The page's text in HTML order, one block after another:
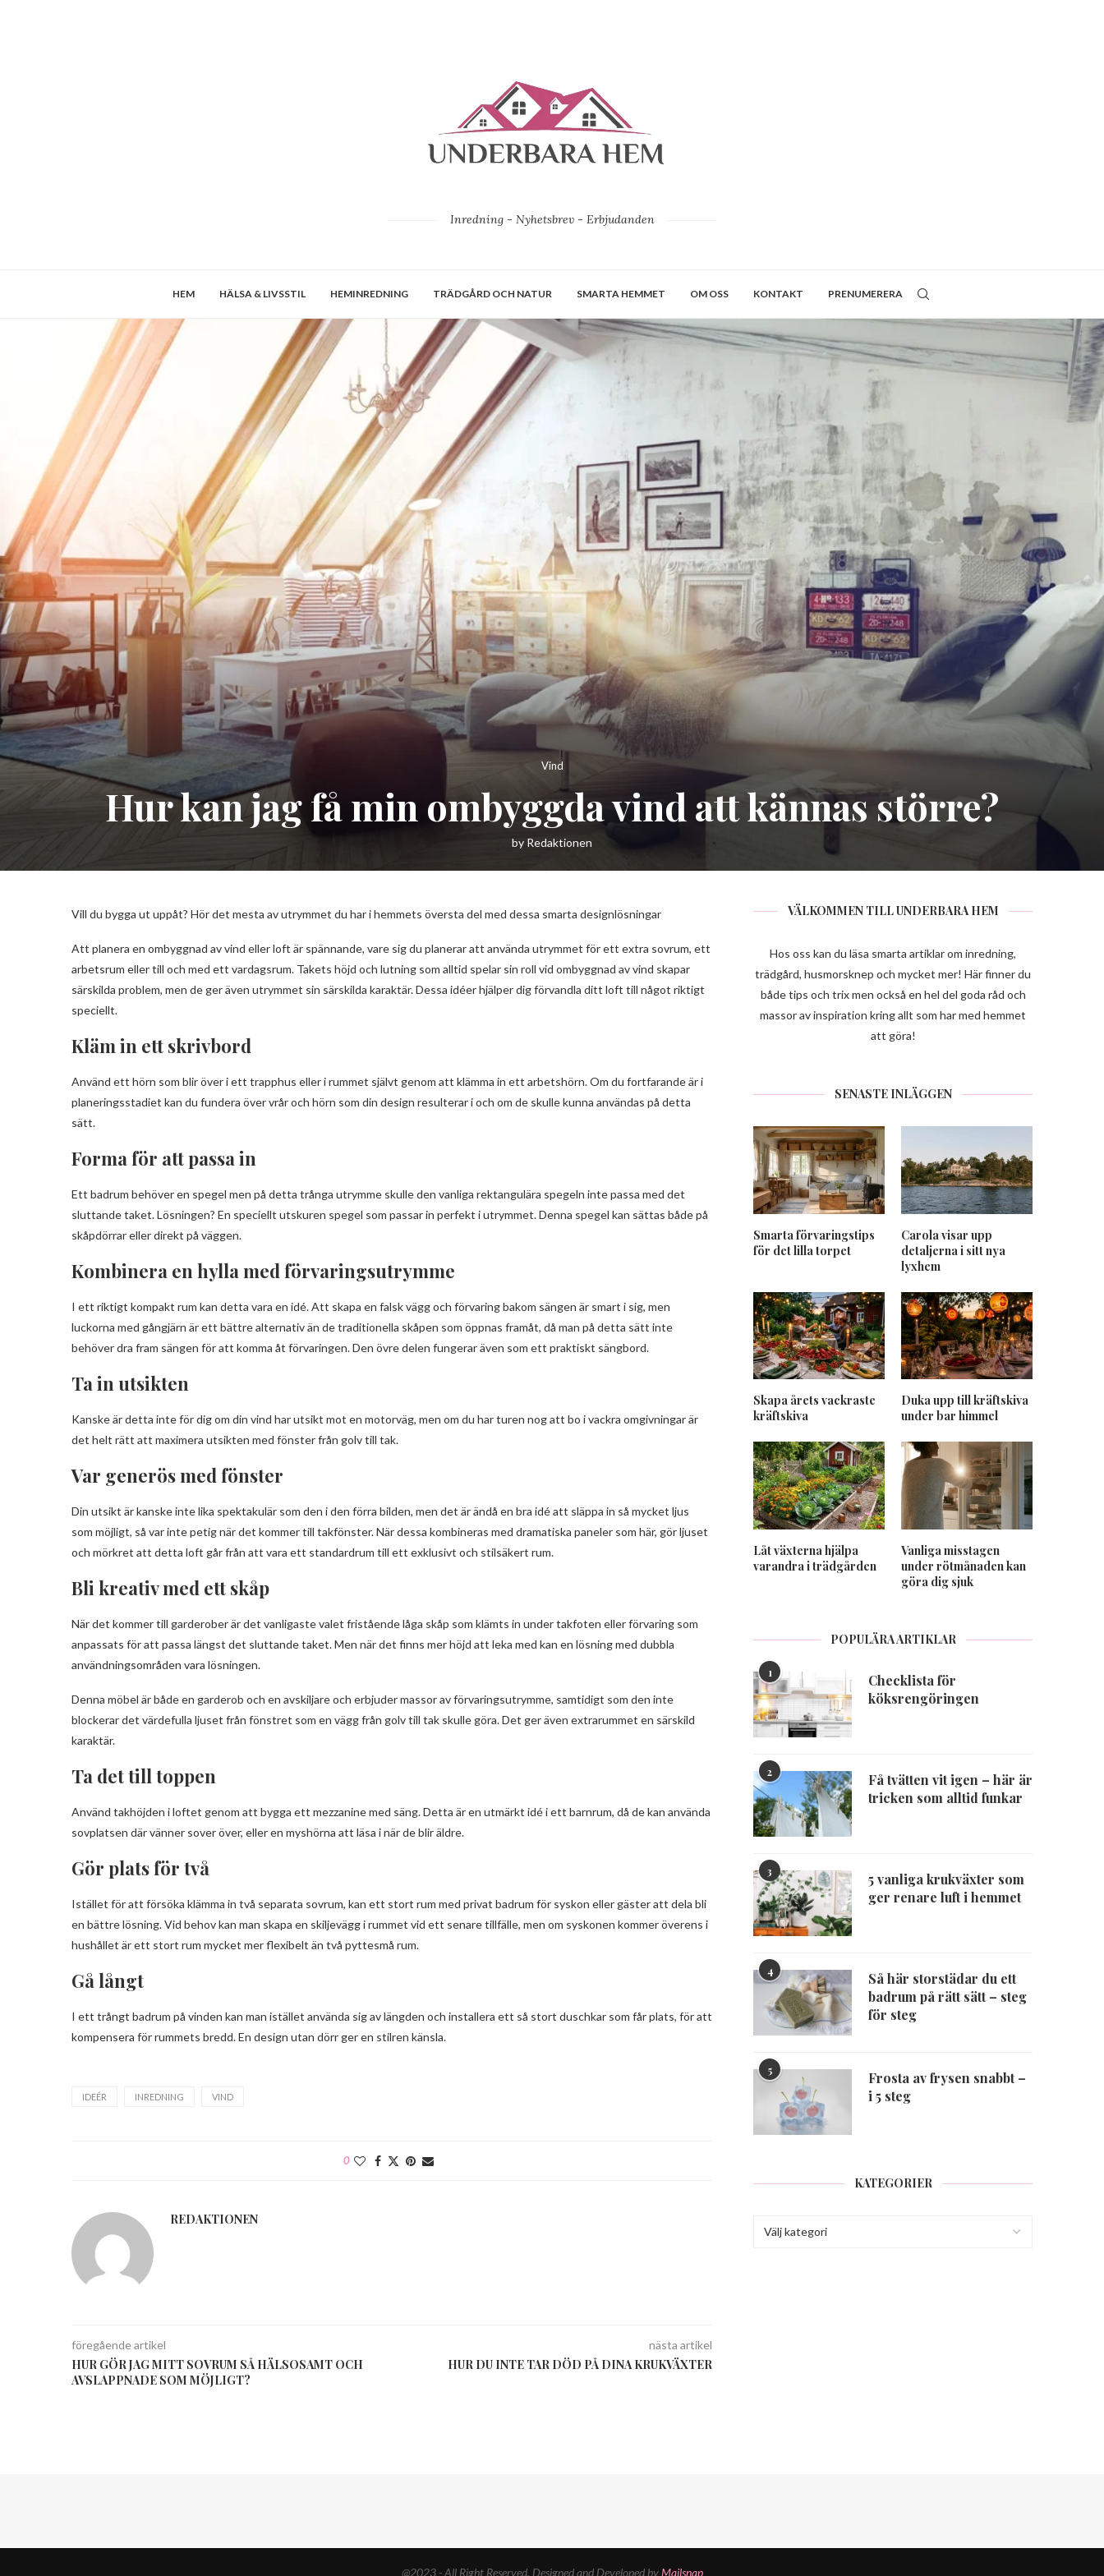
Inredning - Nyhetsbrev - Erbjudanden
HEM HÄLSA & LIVSSTIL HEMINREDNING TRÄDGÅRD OCH NATUR SMARTA HEMMET OM OSS KONTAKT PRENUMERERA
Vind
Hur kan jag få min ombyggda vind att kännas större?
by Redaktionen
Vill du bygga ut uppåt? Hör det mesta av utrymmet du har i hemmets översta del med dessa smarta designlösningar
Att planera en ombyggnad av vind eller loft är spännande, vare sig du planerar att använda utrymmet för ett extra sovrum, ett
arbetsrum eller till och med ett vardagsrum. Takets höjd och lutning som alltid spelar sin roll vid ombyggnad av vind skapar
särskilda problem, men de ger även utrymmet sin särskilda karaktär. Dessa idéer hjälper dig förvandla ditt loft till något riktigt
speciellt.
Kläm in ett skrivbord
Använd ett hörn som blir över i ett trapphus eller i rummet självt genom att klämma in ett arbetshörn. Om du fortfarande är i
planeringsstadiet kan du fundera över vrår och hörn som din design resulterar i och om de skulle kunna användas på detta
sätt.
Forma för att passa in
Ett badrum behöver en spegel men på detta trånga utrymme skulle den vanliga rektangulära spegeln inte passa med det
sluttande taket. Lösningen? En speciellt utskuren spegel som passar in perfekt i utrymmet. Denna spegel kan sättas både på
skåpdörrar eller direkt på väggen.
Kombinera en hylla med förvaringsutrymme
I ett riktigt kompakt rum kan detta vara en idé. Att skapa en falsk vägg och förvaring bakom sängen är smart i sig, men
luckorna med gångjärn är ett bättre alternativ än de traditionella skåpen som öppnas framåt, då man på detta sätt inte
behöver dra fram sängen för att komma åt förvaringen. Den övre delen fungerar även som ett praktiskt sängbord.
Ta in utsikten
Kanske är detta inte för dig om din vind har utsikt mot en motorväg, men om du har turen nog att bo i vackra omgivningar är
det helt rätt att maximera utsikten med fönster från golv till tak.
Var generös med fönster
Din utsikt är kanske inte lika spektakulär som den i den förra bilden, men det är ändå en bra idé att släppa in så mycket ljus
som möjligt, så var inte petig när det kommer till takfönster. När dessa kombineras med dramatiska paneler som här, gör ljuset
och mörkret att detta loft går från att vara ett standardrum till ett exklusivt och stilsäkert rum.
Bli kreativ med ett skåp
När det kommer till garderober är det vanligaste valet fristående låga skåp som klämts in under takfoten eller förvaring som
anpassats för att passa längst det sluttande taket. Men när det finns mer höjd att leka med kan en lösning med dubbla
användningsområden vara lösningen.
Denna möbel är både en garderob och en avskiljare och erbjuder massor av förvaringsutrymme, samtidigt som den inte
blockerar det värdefulla ljuset från fönstret som en vägg från golv till tak skulle göra. Det ger även extrarummet en särskild
karaktär.
Ta det till toppen
Använd takhöjden i loftet genom att bygga ett mezzanine med säng. Detta är en utmärkt idé i ett barnrum, då de kan använda
sovplatsen där vänner sover över, eller en myshörna att läsa i när de blir äldre.
Gör plats för två
Istället för att försöka klämma in två separata sovrum, kan ett stort rum med privat badrum för syskon eller gäster att dela bli
en bättre lösning. Vid behov kan man skapa en skiljevägg i rummet vid ett senare tillfälle, men om syskonen kommer överens i
hushållet är ett stort rum mycket mer flexibelt än två pyttesmå rum.
Gå långt
I ett trångt badrum på vinden kan man istället använda sig av längden och installera ett så stort duschkar som får plats, för att
kompensera för rummets bredd. En design utan dörr ger en stilren känsla.
IDEÉR INREDNING VIND
0
REDAKTIONEN
föregående artikel
HUR GÖR JAG MITT SOVRUM SÅ HÄLSOSAMT OCH
AVSLAPPNADE SOM MÖJLIGT?
nästa artikel
HUR DU INTE TAR DÖD PÅ DINA KRUKVÄXTER
VÄLKOMMEN TILL UNDERBARA HEM
Hos oss kan du läsa smarta artiklar om inredning,
trädgård, husmorsknep och mycket mer! Här finner du
både tips och trix men också en hel del goda råd och
massor av inspiration kring allt som har med hemmet
att göra!
SENASTE INLÄGGEN
Smarta förvaringstips
för det lilla torpet
Carola visar upp
detaljerna i sitt nya
lyxhem
Skapa årets vackraste
kräftskiva
Duka upp till kräftskiva
under bar himmel
Låt växterna hjälpa
varandra i trädgården
Vanliga misstagen
under rötmånaden kan
göra dig sjuk
POPULÄRA ARTIKLAR
1
Checklista för
köksrengöringen
2
Få tvätten vit igen – här är
tricken som alltid funkar
3
5 vanliga krukväxter som
ger renare luft i hemmet
4
Så här storstädar du ett
badrum på rätt sätt – steg
för steg
5
Frosta av frysen snabbt –
i 5 steg
KATEGORIER
@2023 - All Right Reserved. Designed and Developed byMailsnap